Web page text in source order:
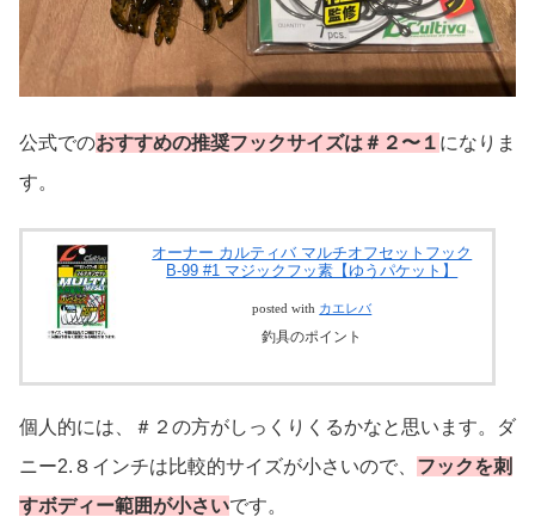
公式でのおすすめの推奨フックサイズは＃２〜１ になりま
す。
オーナー カルティバ マルチオフセットフック
B-99 #1 マジックフッ素【ゆうパケット】
posted with カエレバ
釣具のポイント
個人的には、＃２の方がしっくりくるかなと思います。ダ
ニー2.８インチは比較的サイズが小さいので、 フックを刺
すボディー範囲が小さいです。